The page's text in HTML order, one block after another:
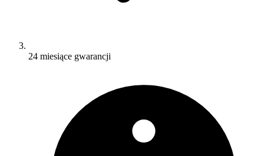
24 miesiące gwarancji